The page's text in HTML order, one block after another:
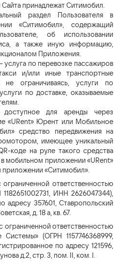
принадлежат Ситимобил.
раздел Пользователя в
«Ситимобил», содержащий
об использовании
а также иную информацию,
Приложения.
услуга по перевозке пассажиров
и/или иные транспортные
ограничиваясь, услуги по
по доставке, оказываемые
для аренды через
«URent» Юрент или Мобильное
средство передвижения на
имеющее уникальный
коде на руле такого средства
мобильном приложении «URent»
«Ситимобил».
ответственностью
ИНН 2626047344),
адресу 357601, Ставропольский
д. 18 а, кв. 67.
ограниченной ответственностью
(ОГРН 1157746368999,
по адресу 121596,
д.2, стр. 3, пом. II, ком. I.